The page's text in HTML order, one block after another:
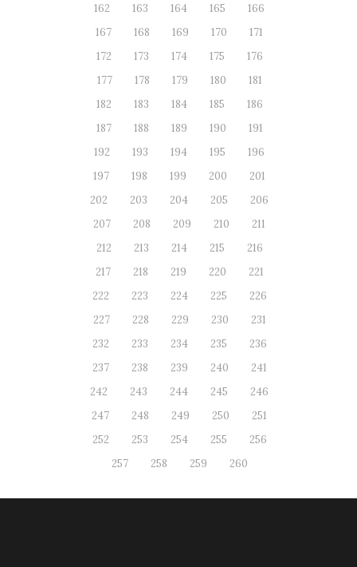
162
163 164 165
166
167
168 169 170
171
172
173 174 175
176
177
178 179 180
181
182
183 184 185
186
187
188 189 190
191
192
193 194 195
196
197
198 199 200
201
202
203 204 205
206
207
208 209 210
211
212
213 214 215
216
217
218 219 220
221
222
223 224 225
226
227
228 229 230
231
232
233 234 235
236
237
238 239 240
241
242
243 244 245
246
247
248 249 250
251
252
253 254 255
256
257
258 259 260